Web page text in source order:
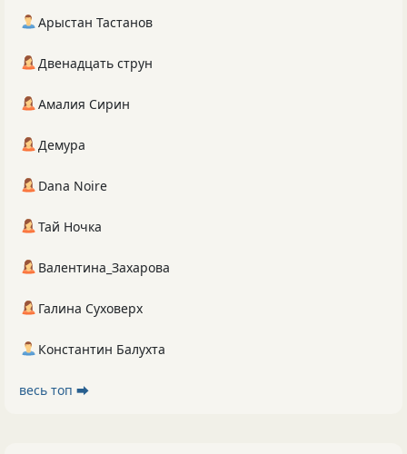
Арыстан Тастанов
Двенадцать струн
Амалия Сирин
Демура
Dana Noire
Тай Ночка
Валентина_Захарова
Галина Суховерх
Константин Балухта
весь топ ⮕